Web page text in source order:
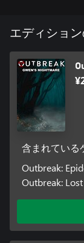
エディショ
含まれている
Outbreak:
Outbreak: